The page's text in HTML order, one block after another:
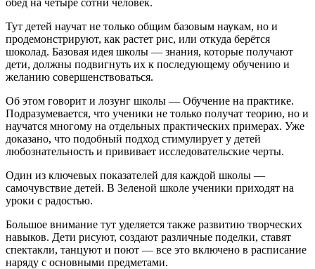
Тут детей научат не только общим базовым наукам, но и
продемонстрируют, как растет рис, или откуда берётся
шоколад. Базовая идея школы — знания, которые получают
дети, должны подвигнуть их к последующему обучению и
желанию совершенствоваться.
Об этом говорит и лозунг школы — Обучение на практике.
Подразумевается, что ученики не только получат теорию, но и
научатся многому на отдельных практических примерах. Уже
доказано, что подобный подход стимулирует у детей
любознательность и прививает исследовательские черты.
Один из ключевых показателей для каждой школы —
самочувствие детей. В Зеленой школе ученики приходят на
уроки с радостью.
Большое внимание тут уделяется также развитию творческих
навыков. Дети рисуют, создают различные поделки, ставят
спектакли, танцуют и поют — все это включено в расписание
наряду с основными предметами.